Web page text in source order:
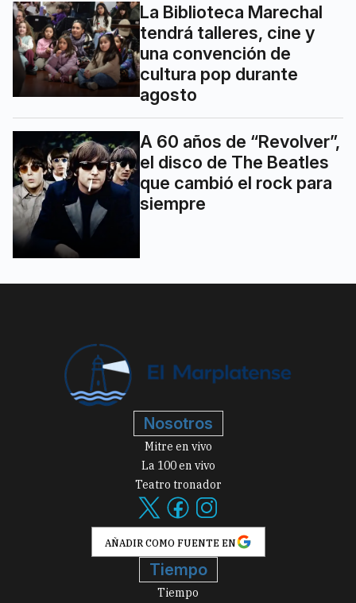
La Biblioteca Marechal
tendrá talleres, cine y
una convención de
cultura pop durante
agosto
A 60 años de “Revolver”,
el disco de The Beatles
que cambió el rock para
siempre
Nosotros
Mitre en vivo
La 100 en vivo
Teatro tronador
AÑADIR COMO FUENTE EN
Tiempo
Tiempo